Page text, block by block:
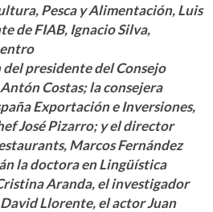
Pesca y Alimentación, Luis
de FIAB, Ignacio Silva,
presidente del Consejo
Costas; la consejera
Exportación e Inversiones,
José Pizarro; y el director
Marcos Fernández
la doctora en Lingüística
Aranda, el investigador
Llorente, el actor Juan